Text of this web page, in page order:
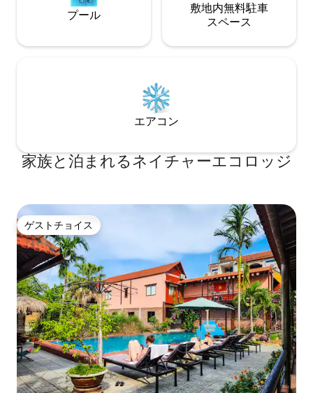
プール
敷地内無料駐⁠車
ス⁠ペ⁠ー⁠ス
エアコン
家族と泊まれるネイチャーエコロッジ
ゲストチョイス
ゲストチョイス